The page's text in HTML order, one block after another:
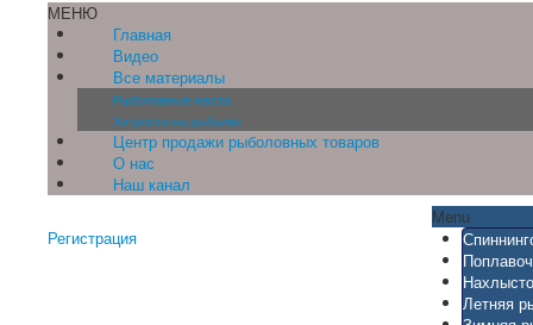
МЕНЮ
Главная
Видео
Все материалы
Рыболовные места
Хитрости на рыбалке
Центр продажи рыболовных товаров
О нас
Наш канал
Регистрация
Menu
Летняя